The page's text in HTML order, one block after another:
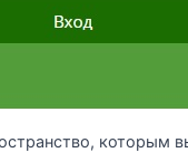
которым